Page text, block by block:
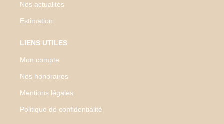
Nos actualités
Estimation
LIENS UTILES
Mon compte
Nos honoraires
Mentions légales
Politique de confidentialité